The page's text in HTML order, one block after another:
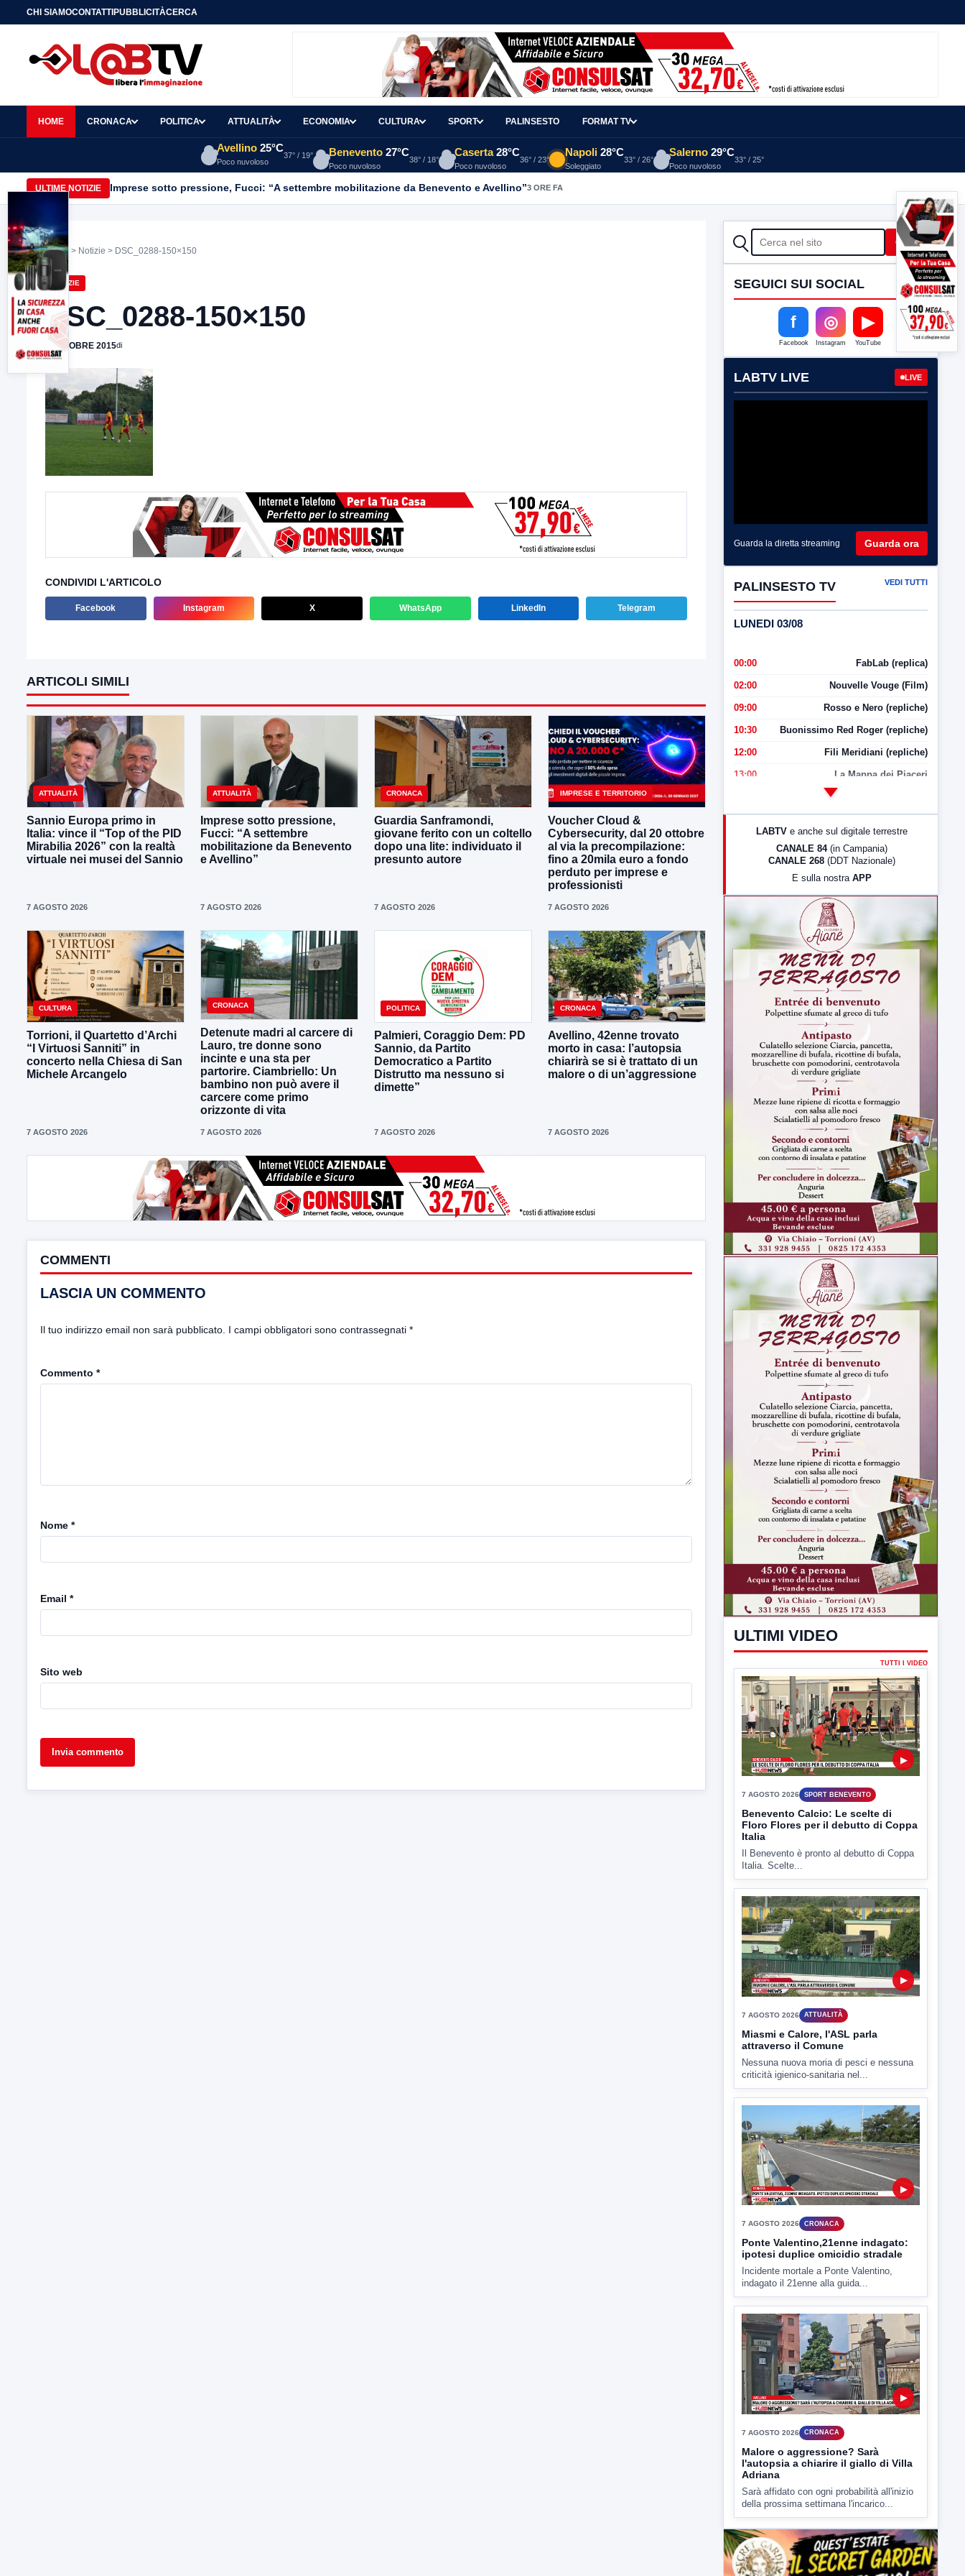
CHI SIAMOCONTATTIPUBBLICITÀCERCA
HOME CRONACA POLITICA ATTUALITÀ ECONOMIA CULTURA SPORT PALINSESTO FORMAT TV
Avellino 25°C
Poco nuvoloso
37° / 19° Benevento 27°C
Poco nuvoloso
38° / 18°
Caserta 28°C
Poco nuvoloso
36° / 23°
Napoli 28°C
Soleggiato
33° / 26°
Salerno 29°C
Poco nuvoloso
33° / 25°
ULTIME NOTIZIE Imprese sotto pressione, Fucci: “A settembre mobilitazione da Benevento e Avellino”3 ORE FA
Home > Notizie > DSC_0288-150×150
NOTIZIE
DSC_0288-150×150
9 OTTOBRE 2015di
CONDIVIDI L'ARTICOLO
Facebook Instagram X WhatsApp LinkedIn Telegram
ARTICOLI SIMILI
ATTUALITÀ
Sannio Europa primo in
Italia: vince il “Top of the PID
Mirabilia 2026” con la realtà
virtuale nei musei del Sannio
7 AGOSTO 2026
ATTUALITÀ
Imprese sotto pressione,
Fucci: “A settembre
mobilitazione da Benevento
e Avellino”
7 AGOSTO 2026
CRONACA
Guardia Sanframondi,
giovane ferito con un coltello
dopo una lite: individuato il
presunto autore
7 AGOSTO 2026
IMPRESE E TERRITORIO
Voucher Cloud &
Cybersecurity, dal 20 ottobre
al via la precompilazione:
fino a 20mila euro a fondo
perduto per imprese e
professionisti
7 AGOSTO 2026
CULTURA
Torrioni, il Quartetto d’Archi
“I Virtuosi Sanniti” in
concerto nella Chiesa di San
Michele Arcangelo
7 AGOSTO 2026
CRONACA
Detenute madri al carcere di
Lauro, tre donne sono
incinte e una sta per
partorire. Ciambriello: Un
bambino non può avere il
carcere come primo
orizzonte di vita
7 AGOSTO 2026
POLITICA
Palmieri, Coraggio Dem: PD
Sannio, da Partito
Democratico a Partito
Distrutto ma nessuno si
dimette”
7 AGOSTO 2026
CRONACA
Avellino, 42enne trovato
morto in casa: l’autopsia
chiarirà se si è trattato di un
malore o di un’aggressione
7 AGOSTO 2026
COMMENTI
LASCIA UN COMMENTO
Il tuo indirizzo email non sarà pubblicato. I campi obbligatori sono contrassegnati *
Commento *
Nome *
Email *
Sito web
CERCA Cerca
SEGUICI SUI SOCIAL
f
Facebook
◎
Instagram
▶
YouTube
LABTV LIVE LIVE
Guarda la diretta streaming Guarda ora
PALINSESTO TV VEDI TUTTI
LUNEDI 03/08
00:00 FabLab (replica)
02:00 Nouvelle Vouge (Film)
09:00 Rosso e Nero (repliche)
10:30 Buonissimo Red Roger (repliche)
12:00 Fili Meridiani (repliche)
13:00 La Mappa dei Piaceri
LabNews (Diretta)
LabNews (replica)
LABTV e anche sul digitale terrestre
CANALE 84 (in Campania)
CANALE 268 (DDT Nazionale)
E sulla nostra APP
ULTIMI VIDEO
TUTTI I VIDEO
▶
7 AGOSTO 2026 SPORT BENEVENTO
Benevento Calcio: Le scelte di
Floro Flores per il debutto di Coppa
Italia
Il Benevento è pronto al debutto di Coppa
Italia. Scelte...
7 AGOSTO 2026 ATTUALITÀ
Miasmi e Calore, l'ASL parla
attraverso il Comune
Nessuna nuova moria di pesci e nessuna
criticità igienico-sanitaria nel...
7 AGOSTO 2026 CRONACA
Ponte Valentino,21enne indagato:
ipotesi duplice omicidio stradale
Incidente mortale a Ponte Valentino,
indagato il 21enne alla guida...
7 AGOSTO 2026 CRONACA
Malore o aggressione? Sarà
l'autopsia a chiarire il giallo di Villa
Adriana
Sarà affidato con ogni probabilità all'inizio
della prossima settimana l'incarico...